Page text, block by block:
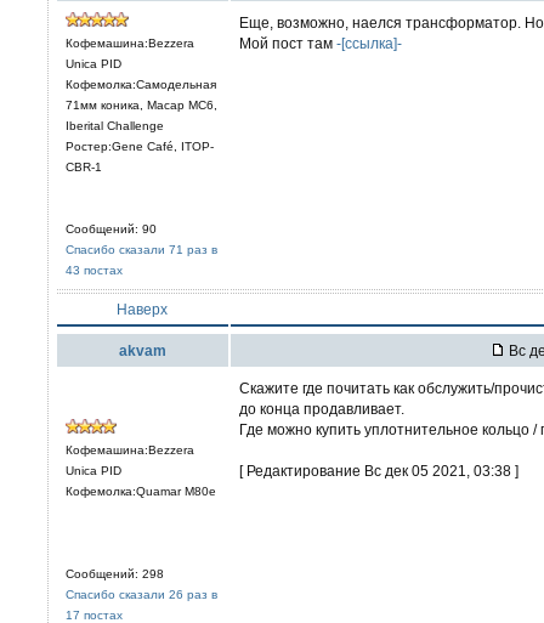
Кофемашина:Bezzera
Unica PID
Кофемолка:Самодельная
71мм коника, Macap MC6,
Iberital Challenge
Ростер:Gene Café, ITOP-
CBR-1
Сообщений: 90
Спасибо сказали 71 раз в
43 постах
Еще, возможно, наелся трансформатор.
Мой пост там -[ссылка]-
Наверх
akvam Вс
Кофемашина:Bezzera
Unica PID
Кофемолка:Quamar M80e
Сообщений: 298
Спасибо сказали 26 раз в
17 постах
Скажите где почитать как обслужить/
до конца продавливает.
Где можно купить уплотнительное кольцо
[ Редактирование Вс дек 05 2021, 03:38 ]